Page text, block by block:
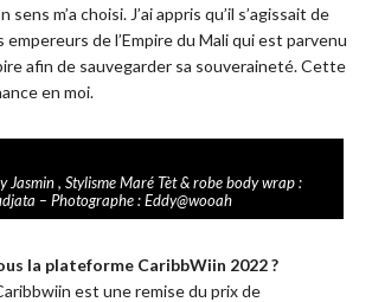
sens m’a choisi. J’ai appris qu’il s’agissait de
empereurs de l’Empire du Mali qui est parvenu
afin de sauvegarder sa souveraineté. Cette
en moi.
Jasmin , Stylisme Maré Tèt & robe body wrap :
– Photographe : Eddy@wooah
la plateforme CaribbWiin 2022 ?
est une remise du prix de